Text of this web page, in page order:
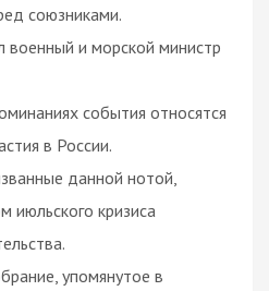
союзниками.
и морской министр
события относятся
в России.
данной нотой,
июльского кризиса
упомянутое в